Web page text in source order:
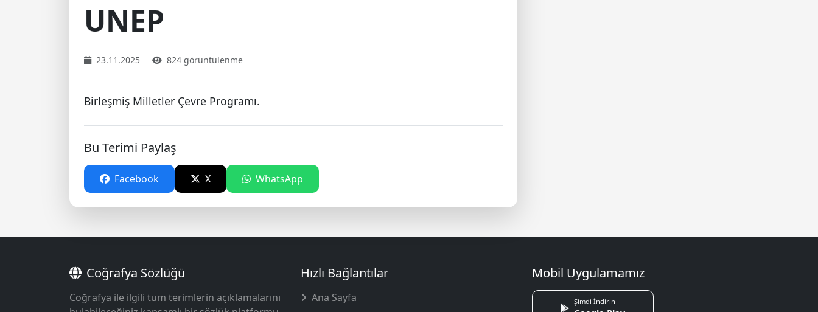
UNEP
23.11.2025 824 görüntülenme
Birleşmiş Milletler Çevre Programı.
Bu Terimi Paylaş
Facebook X WhatsApp
Coğrafya Sözlüğü
Coğrafya ile ilgili tüm terimlerin açıklamalarını
Hızlı Bağlantılar
Ana Sayfa
Mobil Uygulamamız
Şimdi İndirin